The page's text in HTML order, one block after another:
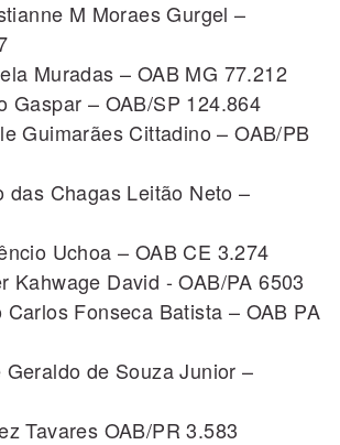
M Moraes Gurgel –
– OAB MG 77.212
– OAB/SP 124.864
Cittadino – OAB/PB
Chagas Leitão Neto –
Uchoa – OAB CE 3.274
David - OAB/PA 6503
Fonseca Batista – OAB PA
de Souza Junior –
OAB/PR 3.583